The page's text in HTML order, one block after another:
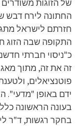
של הזוגות משודרים
החתונה לירח דבש
חזרתם לישראל
התקופה שבה הזוג
כ"ניסוי חברתי
זה את זה, מתוך
פוטנציאלים,
ידם באופן "מדעי".
בעונה הראשונה
בחקר רגשות, ד"ר